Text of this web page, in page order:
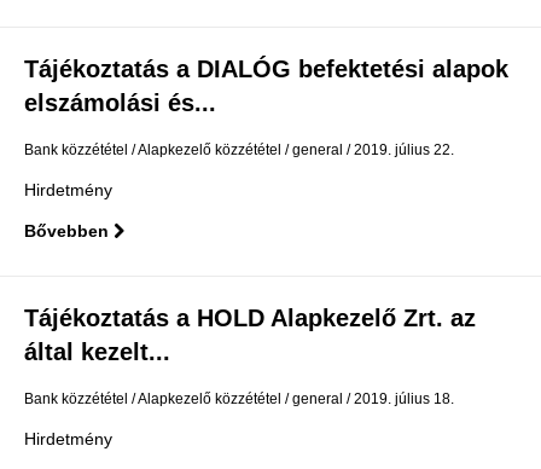
Tájékoztatás a DIALÓG befektetési alapok
elszámolási és...
Bank közzététel Alapkezelő közzététel general 2019. július 22.
Hirdetmény
Bővebben
Tájékoztatás a HOLD Alapkezelő Zrt. az
által kezelt...
Bank közzététel Alapkezelő közzététel general 2019. július 18.
Hirdetmény